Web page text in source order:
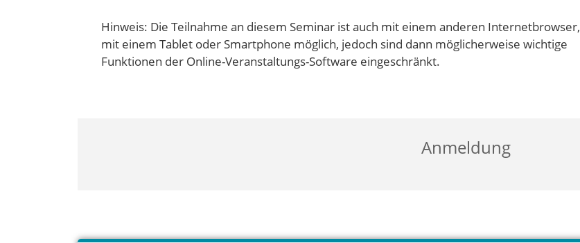
Hinweis: Die Teilnahme an diesem Seminar ist auch mit einem anderen Internetbrowser,
mit einem Tablet oder Smartphone möglich, jedoch sind dann möglicherweise wichtige
Funktionen der Online-Veranstaltungs-Software eingeschränkt.
Anmeldung